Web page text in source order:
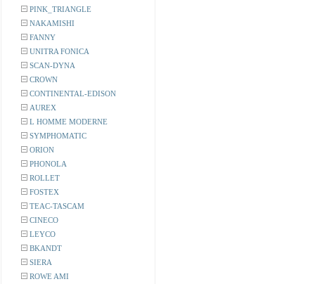
PINK_TRIANGLE
NAKAMISHI
FANNY
UNITRA FONICA
SCAN-DYNA
CROWN
CONTINENTAL-EDISON
AUREX
L HOMME MODERNE
SYMPHOMATIC
ORION
PHONOLA
ROLLET
FOSTEX
TEAC-TASCAM
CINECO
LEYCO
BKANDT
SIERA
ROWE AMI